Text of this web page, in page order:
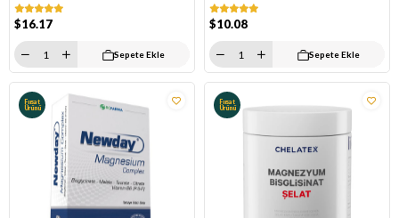
$16.17
Sepete Ekle
$10.08
Sepete Ekle
Fırsat
Ürünü
Fırsat
Ürünü